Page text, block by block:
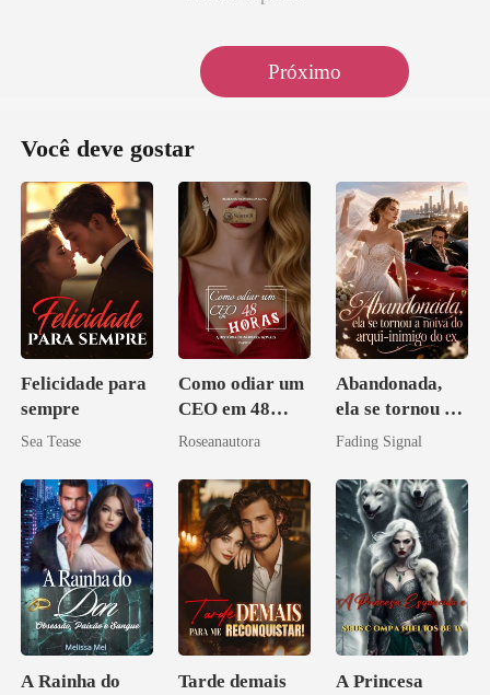
Próximo
Você deve gostar
Felicidade para
sempre
Sea Tease
Como odiar um
CEO em 48
horas
Roseanautora
Abandonada,
ela se tornou a
noiva do arqui-
Fading Signal
A Rainha do
Tarde demais
A Princesa